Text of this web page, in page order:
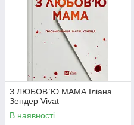
З ЛЮБОВ`Ю МАМА Іліана
Зендер Vivat
В наявності